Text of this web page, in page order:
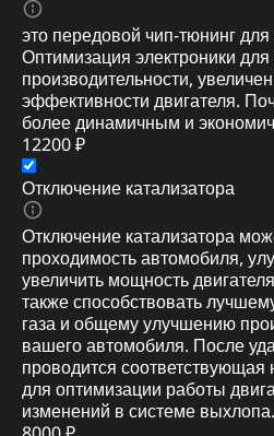
это передовой чип-тюнинг
Оптимизация электроники
производительности,
эффективности двигателя.
более динамичным и
12200 ₽
Отключение катализатора
Отключение катализатора
проходимость автомобиля,
увеличить мощность
также способствовать
газа и общему улучшению
вашего автомобиля. После
проводится соответствующая
для оптимизации работы
изменений в системе выхлопа.